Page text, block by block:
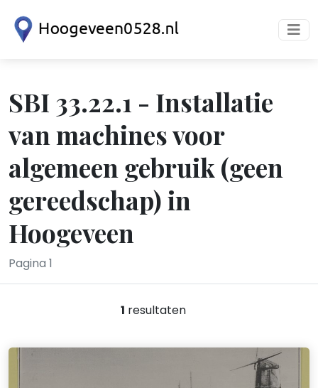
SBI 33.22.1 - Installatie
van machines voor
algemeen gebruik (geen
gereedschap) in
Hoogeveen
Pagina 1
1 resultaten